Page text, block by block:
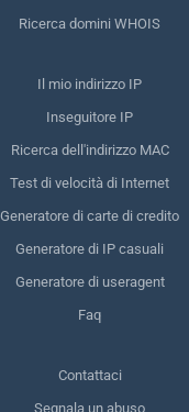
Ricerca domini WHOIS
Il mio indirizzo IP
Inseguitore IP
Ricerca dell'indirizzo MAC
Test di velocità di Internet
Generatore di carte di credito
Generatore di IP casuali
Generatore di useragent
Faq
Contattaci
Segnala un abuso